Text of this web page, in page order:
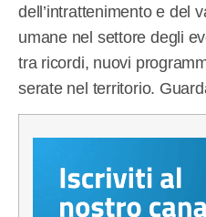
dell’intrattenimento e del
umane nel settore degli
tra ricordi, nuovi
serate nel territorio.